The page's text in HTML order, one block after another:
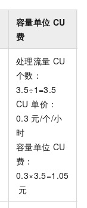
容量单位 CU
费
处理流量 CU
个数：
3.5÷1=3.5
CU 单价：
0.3 元/个/小
时
容量单位 CU
费：
0.3×3.5=1.05
元